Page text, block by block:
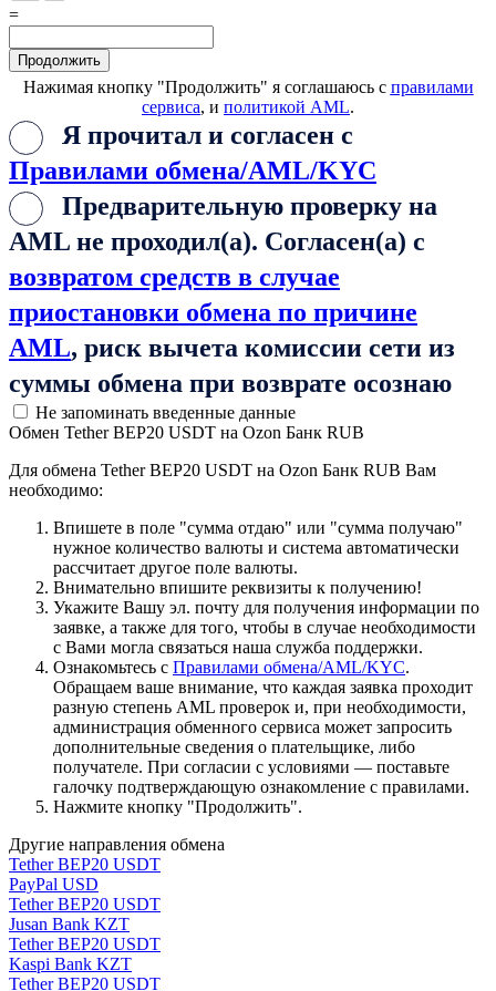
=
Нажимая кнопку "Продолжить" я соглашаюсь с правилами
сервиса, и политикой AML.
Я прочитал и согласен с
Правилами обмена/AML/KYC
Предварительную проверку на
AML не проходил(а). Согласен(а) с
возвратом средств в случае
приостановки обмена по причине
AML, риск вычета комиссии сети из
суммы обмена при возврате осознаю
Не запоминать введенные данные
Обмен Tether BEP20 USDT на Ozon Банк RUB
Для обмена Tether BEP20 USDT на Ozon Банк RUB Вам
необходимо:
Впишете в поле "сумма отдаю" или "сумма получаю"
нужное количество валюты и система автоматически
рассчитает другое поле валюты.
Внимательно впишите реквизиты к получению!
Укажите Вашу эл. почту для получения информации по
заявке, а также для того, чтобы в случае необходимости
с Вами могла связаться наша служба поддержки.
Ознакомьтесь с Правилами обмена/AML/KYC.
Обращаем ваше внимание, что каждая заявка проходит
разную степень AML проверок и, при необходимости,
администрация обменного сервиса может запросить
дополнительные сведения о плательщике, либо
получателе. При согласии с условиями — поставьте
галочку подтверждающую ознакомление с правилами.
Нажмите кнопку "Продолжить".
Другие направления обмена
Tether BEP20 USDT
PayPal USD
Tether BEP20 USDT
Jusan Bank KZT
Tether BEP20 USDT
Kaspi Bank KZT
Tether BEP20 USDT